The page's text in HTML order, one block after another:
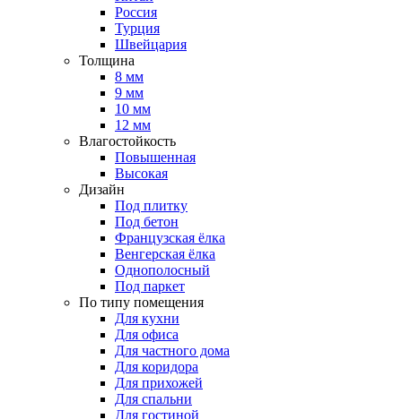
Россия
Турция
Швейцария
Толщина
8 мм
9 мм
10 мм
12 мм
Влагостойкость
Повышенная
Высокая
Дизайн
Под плитку
Под бетон
Французская ёлка
Венгерская ёлка
Однополосный
Под паркет
По типу помещения
Для кухни
Для офиса
Для частного дома
Для коридора
Для прихожей
Для спальни
Для гостиной